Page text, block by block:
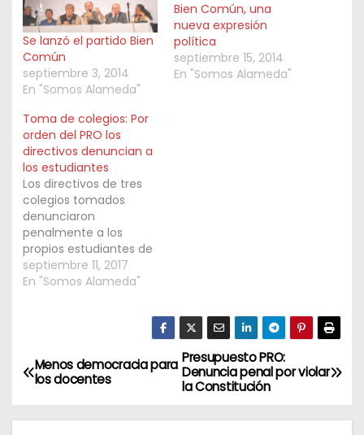
Se lanzó el partido Bien
Común
septiembre 3, 2014
En "Somos Alameda"
Bien Común, una
nueva expresión
política
septiembre 15, 2014
En "Somos Alameda"
Toma de colegios: Por
orden del PRO los
directivos denuncian a
los estudiantes
Los directivos de tres
colegios tomados
denunciaron
penalmente a los
propios estudiantes de
sus instituciones. Los
directivos argumentan
porteña, ahora niega
ante la Asesoría Tutelar
septiembre 11, 2017
En "Somos Alameda"
N
Presupuesto PRO:
Denuncia penal por violar
la Constitución
Menos democracia para
los docentes